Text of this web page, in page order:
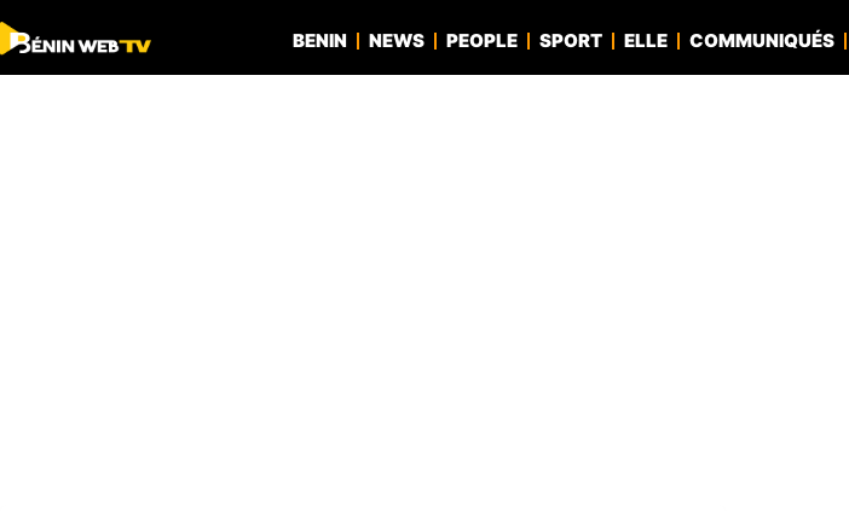
BENIN NEWS PEOPLE SPORT ELLE COMMUNIQUÉS